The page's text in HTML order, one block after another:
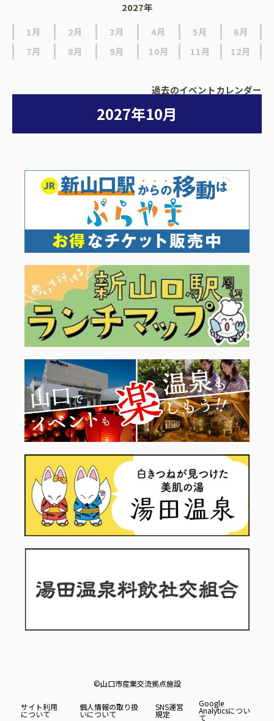
2027年
1月
2月 3月 4月 5月
6月
7月
8月 9月 10月 11月 12月
過去のイベントカレンダー
2027年10月
©山口市産業交流拠点施設
サイト利用
について
個人情報の取り扱
いについて
SNS運営
規定
Google
Analyticsについ
て